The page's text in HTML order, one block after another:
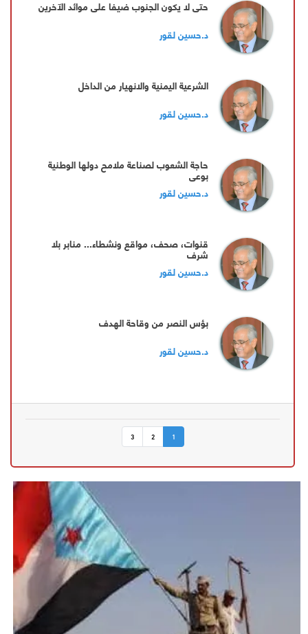
حتى لا يكون الجنوب ضيفا على موائد الآخرين
د.حسين لقور
‏الشرعية اليمنية والانهيار من الداخل
د.حسين لقور
حاجة الشعوب لصناعة ملامح دولها الوطنية
بوعي
د.حسين لقور
‏قنوات، صحف، مواقع ونشطاء... منابر بلا
شرف
د.حسين لقور
‏بؤس النصر من وقاحة الهدف
د.حسين لقور
1
2
3